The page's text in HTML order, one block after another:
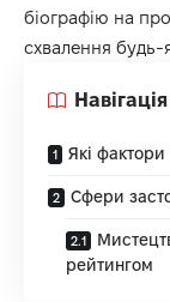
біографію на
схвалення будь-
Які
Сфери
рейтингом